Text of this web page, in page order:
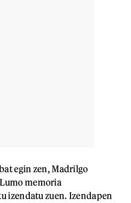
egin zen, Madrilgo
memoria
izendatu zuen. Izendapen